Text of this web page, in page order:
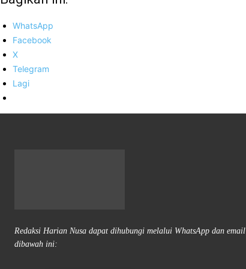
WhatsApp
Facebook
X
Telegram
Lagi
Redaksi Harian Nusa dapat dihubungi melalui WhatsApp dan email
dibawah ini: